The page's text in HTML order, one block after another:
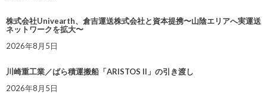
株式会社Univearth、倉吉運送株式会社と資本提携〜山陰エリアへ実運送
ネットワークを拡大〜
2026年8月5日
川崎重工業／ばら積運搬船「ARISTOS II」の引き渡し
2026年8月5日